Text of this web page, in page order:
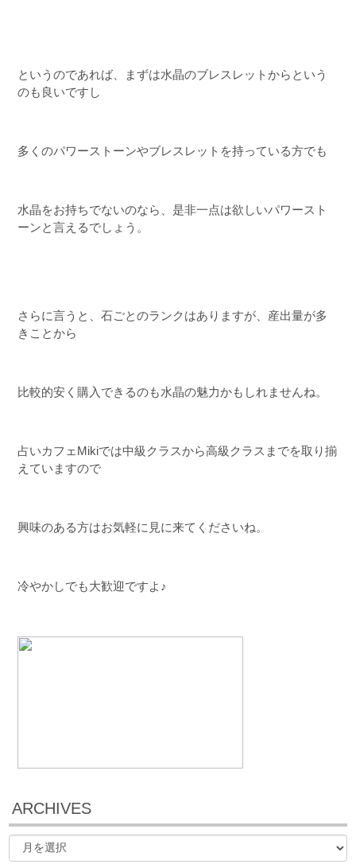
というのであれば、まずは水晶のブレスレットからという
のも良いですし
多くのパワーストーンやブレスレットを持っている方でも
水晶をお持ちでないのなら、是非一点は欲しいパワースト
ーンと言えるでしょう。
さらに言うと、石ごとのランクはありますが、産出量が多
きことから
比較的安く購入できるのも水晶の魅力かもしれませんね。
占いカフェMikiでは中級クラスから高級クラスまでを取り揃
えていますので
興味のある方はお気軽に見に来てくださいね。
冷やかしでも大歓迎ですよ♪
ARCHIVES